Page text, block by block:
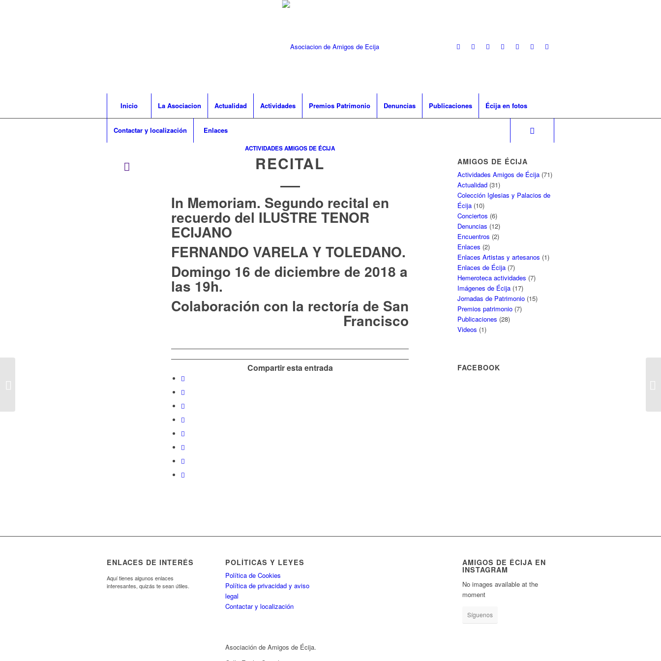
Inicio La Asociacion Actualidad Actividades Premios Patrimonio Denuncias Publicaciones Écija en fotos
Contactar y localización Enlaces
ACTIVIDADES AMIGOS DE ÉCIJA
RECITAL
In Memoriam. Segundo recital en
recuerdo del ILUSTRE TENOR
ECIJANO
FERNANDO VARELA Y TOLEDANO.
Domingo 16 de diciembre de 2018 a
las 19h.
Colaboración con la rectoría de San
Francisco
Compartir esta entrada
AMIGOS DE ÉCIJA
Actividades Amigos de Écija (71)
Actualidad (31)
Colección Iglesias y Palacios de
Écija (10)
Conciertos (6)
Denuncias (12)
Encuentros (2)
Enlaces (2)
Enlaces Artistas y artesanos (1)
Enlaces de Écija (7)
Hemeroteca actividades (7)
Imágenes de Écija (17)
Jornadas de Patrimonio (15)
Premios patrimonio (7)
Publicaciones (28)
Videos (1)
FACEBOOK
ENLACES DE INTERÉS
Aquí tienes algunos enlaces
interesantes, quizás te sean útiles.
POLÍTICAS Y LEYES
Política de Cookies
Política de privacidad y aviso
legal
Contactar y localización
Asociación de Amigos de Écija.
AMIGOS DE ÉCIJA EN
INSTAGRAM
No images available at the
moment
Síguenos